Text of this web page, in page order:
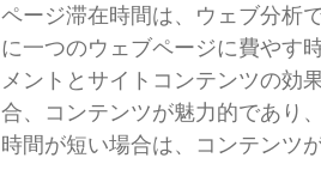
ページ滞在時間は、ウェブ分析
に一つのウェブページに費やす
メントとサイトコンテンツの効
合、コンテンツが魅力的であり
時間が短い場合は、コンテンツ